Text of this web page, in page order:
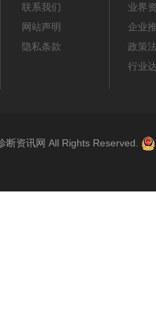
联系我们
网站声明
隐私条款
业界
企业
政策
行业
断资讯网 All Rights Reserved.